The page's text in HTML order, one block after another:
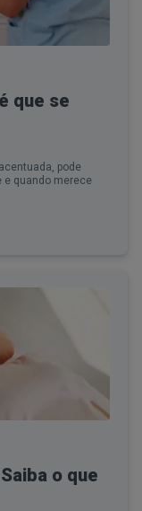
que se
pode
e quando merece
o que